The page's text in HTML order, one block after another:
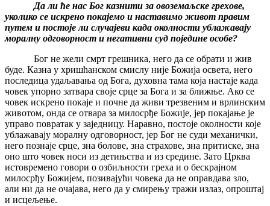
Да ли ће нас Бог казнити за овоземаљске грехове,
уколико се искрено покајемо и наставимо живот правим
путем и постоје ли случајеви када околности ублажавају
моралну одговорност и негативни суд поједине особе?
Бог не жели смрт грешника, него да се обрати и жив
буде. Казна у хришћанском смислу није Божија освета, него
последица удаљавања од Бога, духовна тама која настаје када
човек упорно затвара своје срце за Бога и за ближње. Ако се
човек искрено покаје и почне да живи трезвеним и врлинским
животом, онда се отвара за милосрђе Божије, јер покајање је
управо повратак у заједницу. Наравно, постоје околности које
ублажавају моралну одговорност, јер Бог не суди механички,
него познаје срце, зна болове, зна страхове, зна притиске, зна
оно што човек носи из детињства и из средине. Зато Црква
истовремено говори о озбиљности греха и о бескрајном
милосрђу Божијем, позивајући човека да не оправдава зло,
али ни да не очајава, него да у смирењу тражи излаз, опроштај
и исцељење.